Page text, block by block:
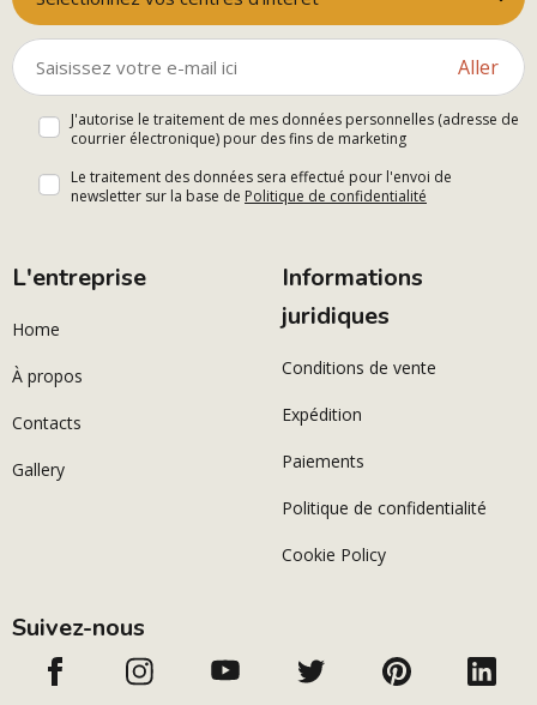
Aller
J'autorise le traitement de mes données personnelles (adresse de
courrier électronique) pour des fins de marketing
Le traitement des données sera effectué pour l'envoi de
newsletter sur la base de Politique de confidentialité
L'entreprise
Home
À propos
Contacts
Gallery
Informations
juridiques
Conditions de vente
Expédition
Paiements
Politique de confidentialité
Cookie Policy
Suivez-nous